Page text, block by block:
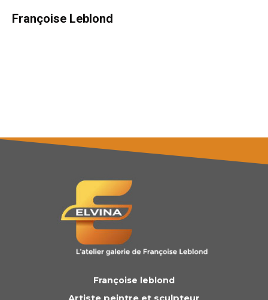
Françoise Leblond
Françoise leblond